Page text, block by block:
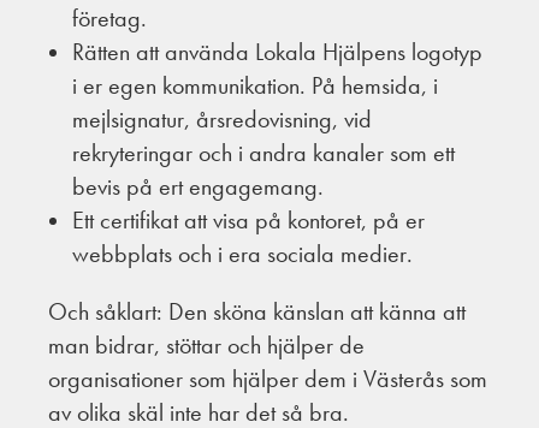
företag.
Rätten att använda Lokala Hjälpens logotyp
i er egen kommunikation. På hemsida, i
mejlsignatur, årsredovisning, vid
rekryteringar och i andra kanaler som ett
bevis på ert engagemang.
Ett certifikat att visa på kontoret, på er
webbplats och i era sociala medier.
Och såklart: Den sköna känslan att känna att
man bidrar, stöttar och hjälper de
organisationer som hjälper dem i Västerås som
av olika skäl inte har det så bra.